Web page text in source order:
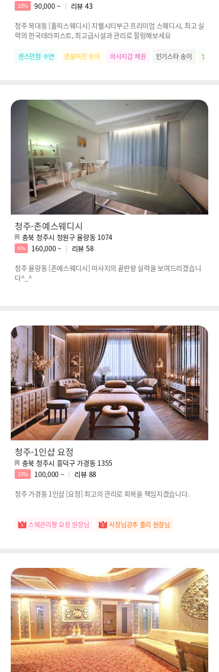
10% 90,000 ~ 리뷰 43
청주 복대동 [홀릭스웨디시] 지웰시티부근 프리미엄 스웨디시, 최고 실
력의 한국테라피스트, 최고급시설과 관리로 힐링해보세요
센스만점 수연 명불허전 유아 마사지갑 채원 인기스타 송이 밝은
청주-존예스웨디시
충북 청주시 청원구 율량동 1074
6% 160,000 ~ 리뷰 58
청주 율량동 [존예스웨디시] 마사지의 끝판왕 실력을 보여드리겠습니
다^_^
청주-1인샵 요정
충북 청주시 흥덕구 가경동 1355
10% 100,000 ~ 리뷰 88
청주 가경동 1인샵 [요정] 최고의 관리로 회복을 책임지겠습니다.
스웨관리짱 요정 원장님 사장님강추 줄리 원장님